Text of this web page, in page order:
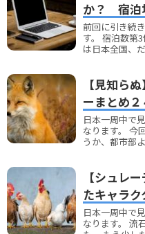
か？ 宿泊
前回に引き続
す。 宿泊数第
は日本全国、
【見知ら
ーまとめ２
日本一周中で
なります。 今
うか、都市部
【シュレ
たキャラク
日本一周中で
なります。 流